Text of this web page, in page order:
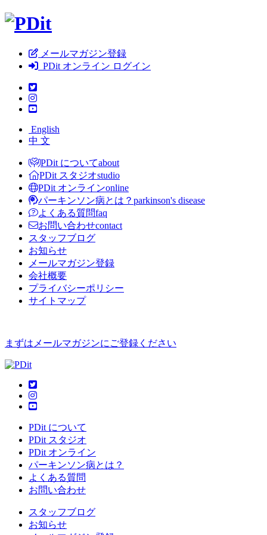
メールマガジン登録
PDit オンライン ログイン
English
中 文
PDit についてabout
PDit スタジオstudio
PDit オンラインonline
パーキンソン病とは？ parkinson's disease
よくある質問faq
お問い合わせcontact
スタッフブログ
お知らせ
メールマガジン登録
会社概要
プライバシーポリシー
サイトマップ
まずはメールマガジンにご登録ください
PDit について
PDit スタジオ
PDit オンライン
パーキンソン病とは？
よくある質問
お問い合わせ
スタッフブログ
お知らせ